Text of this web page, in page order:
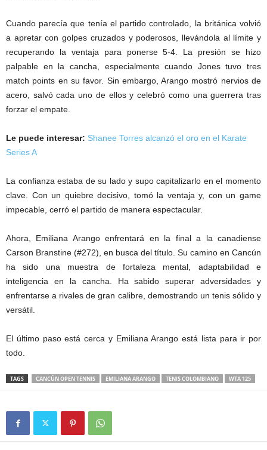
Cuando parecía que tenía el partido controlado, la británica volvió
a apretar con golpes cruzados y poderosos, llevándola al límite y
recuperando la ventaja para ponerse 5-4. La presión se hizo
palpable en la cancha, especialmente cuando Jones tuvo tres
match points en su favor. Sin embargo, Arango mostró nervios de
acero, salvó cada uno de ellos y celebró como una guerrera tras
forzar el empate.
Le puede interesar: Shanee Torres alcanzó el oro en el Karate
Series A
La confianza estaba de su lado y supo capitalizarlo en el momento
clave. Con un quiebre decisivo, tomó la ventaja y, con un game
impecable, cerró el partido de manera espectacular.
Ahora, Emiliana Arango enfrentará en la final a la canadiense
Carson Branstine (#272), en busca del título. Su camino en Cancún
ha sido una muestra de fortaleza mental, adaptabilidad e
inteligencia en la cancha. Ha sabido superar adversidades y
enfrentarse a rivales de gran calibre, demostrando un tenis sólido y
versátil.
El último paso está cerca y Emiliana Arango está lista para ir por
todo.
TAGS CANCÚN OPEN TENNIS EMILIANA ARANGO TENIS COLOMBIANO WTA 125